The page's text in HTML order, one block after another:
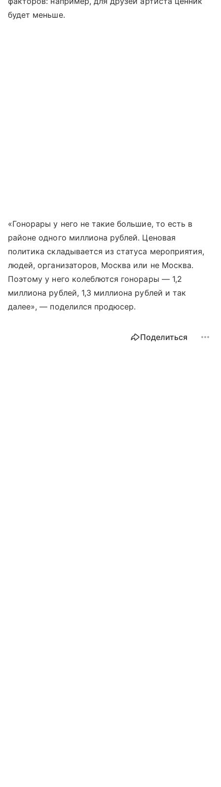
будет меньше.
«Гонорары у него не такие большие, то есть в
районе одного миллиона рублей. Ценовая
политика складывается из статуса мероприятия,
людей, организаторов, Москва или не Москва.
Поэтому у него колеблются гонорары — 1,2
миллиона рублей, 1,3 миллиона рублей и так
далее», — поделился продюсер.
Поделиться